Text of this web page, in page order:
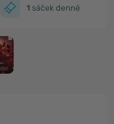
1 sáček denně